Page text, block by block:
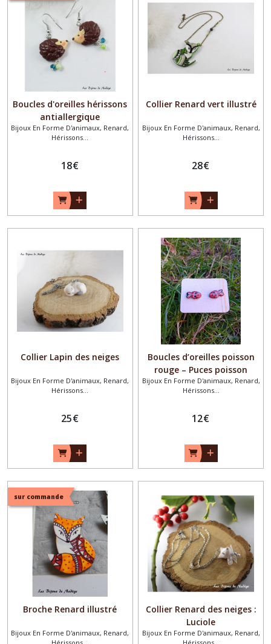
Boucles d'oreilles hérissons
antiallergique
Bijoux En Forme D'animaux, Renard,
Hérissons...
18€
Collier Renard vert illustré
Bijoux En Forme D'animaux, Renard,
Hérissons...
28€
Collier Lapin des neiges
Bijoux En Forme D'animaux, Renard,
Hérissons...
25€
Boucles d’oreilles poisson
rouge – Puces poisson
clown artisanales – Bijoux
faits main en pâte
Bijoux En Forme D'animaux, Renard,
Hérissons...
12€
sur commande
Broche Renard illustré
Bijoux En Forme D'animaux, Renard,
Collier Renard des neiges :
Luciole
Bijoux En Forme D'animaux, Renard,
Pics
(12)
cadeau
des
mères
Octobre
(8)
Bijoux
Noël
Afficher
les
résultats